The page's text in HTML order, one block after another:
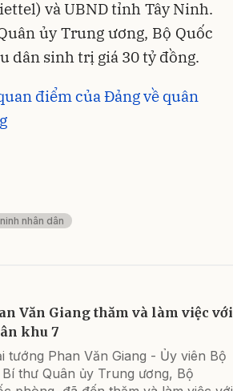
và UBND tỉnh Tây Ninh.
ủy Trung ương, Bộ Quốc
dân sinh trị giá 30 tỷ đồng.
điểm của Đảng về quân
nhân dân
Văn Giang thăm và làm việc với
khu 7
tướng Phan Văn Giang - Ủy viên Bộ
thư Quân ủy Trung ương, Bộ